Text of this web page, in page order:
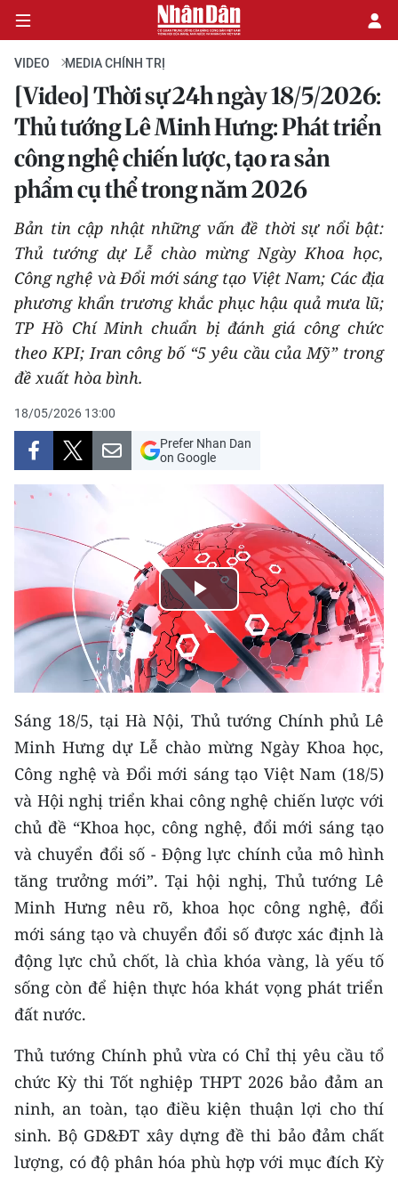
CHÍNH TRỊ
KINH TẾ
VĂN HÓA
XÃ HỘI
PHÁP LUẬT
DU LỊCH
THẾ GIỚI
THỂ THAO
GIÁO DỤC
Y TẾ
KHOA HỌC - CÔNG NGHỆ
MÔI TRƯỜNG
BẠN ĐỌC
KIỂM CHỨNG THÔNG TIN
TRI THỨC CHUYÊN SÂU
54 DÂN TỘC VIỆT NAM
CHƯƠNG TRÌNH OCOP - MỖI XÃ
MỘT SẢN PHẨM
RADIO
MEDIA CENTER
E-Magazine
Video
Media Chính trị
Media Kinh tế
Media Văn hóa
Media Xã hội
VIDEO MEDIA CHÍNH TRỊ
[Video] Thời sự 24h ngày 18/5/2026:
Thủ tướng Lê Minh Hưng: Phát triển
công nghệ chiến lược, tạo ra sản
phẩm cụ thể trong năm 2026
Bản tin cập nhật những vấn đề thời sự nổi bật:
Thủ tướng dự Lễ chào mừng Ngày Khoa học,
Công nghệ và Đổi mới sáng tạo Việt Nam; Các địa
phương khẩn trương khắc phục hậu quả mưa lũ;
TP Hồ Chí Minh chuẩn bị đánh giá công chức
theo KPI; Iran công bố “5 yêu cầu của Mỹ” trong
đề xuất hòa bình.
18/05/2026 13:00
Prefer Nhan Dan
on Google
Play
Video
Sáng 18/5, tại Hà Nội, Thủ tướng Chính phủ Lê
Minh Hưng dự Lễ chào mừng Ngày Khoa học,
Công nghệ và Đổi mới sáng tạo Việt Nam (18/5)
và Hội nghị triển khai công nghệ chiến lược với
chủ đề “Khoa học, công nghệ, đổi mới sáng tạo
và chuyển đổi số - Động lực chính của mô hình
tăng trưởng mới”. Tại hội nghị, Thủ tướng Lê
Minh Hưng nêu rõ, khoa học công nghệ, đổi
mới sáng tạo và chuyển đổi số được xác định là
động lực chủ chốt, là chìa khóa vàng, là yếu tố
sống còn để hiện thực hóa khát vọng phát triển
đất nước.
Thủ tướng Chính phủ vừa có Chỉ thị yêu cầu tổ
chức Kỳ thi Tốt nghiệp THPT 2026 bảo đảm an
ninh, an toàn, tạo điều kiện thuận lợi cho thí
sinh. Bộ GD&ĐT xây dựng đề thi bảo đảm chất
lượng, có độ phân hóa phù hợp với mục đích Kỳ